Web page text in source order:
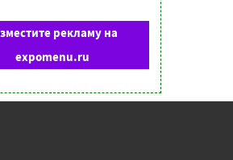
рекламу на
expomenu.ru